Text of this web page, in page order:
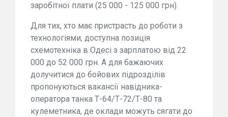
заробітної плати (25 000 - 125 000 грн).
Для тих, хто має пристрасть до роботи з
технологіями, доступна позиція
схемотехніка в Одесі з зарплатою від 22
000 до 52 000 грн. А для бажаючих
долучитися до бойових підрозділів
пропонуються вакансії навідника-
оператора танка Т-64/Т-72/Т-80 та
кулеметника, де оклади можуть сягати до